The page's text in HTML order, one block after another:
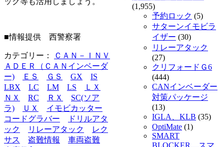
■情報提供 西警察署
カテゴリー：
ＣＡＮ－ＩＮＶ
ＡＤＥＲ（ＣＡＮインベーダ
ー)
ＥＳ ＧＳ GX
IS
LBX
LC LM LS
ＬＸ
ＮＸ
RC ＲＸ
SC(ソア
ラ)
ＵＸ
イモビカッター
コードグラバー
ドリルアタ
ック
リレーアタック
レク
サス
盗難情報
車両盗難
(1,955)
予約ロック (5)
サターンイモビラ
イザー (30)
リレーアタック
(27)
クリフォードＧ6
(444)
CANインベーダー
対策パッケージ
(13)
IGLA、KLB (35)
OptiMate (1)
SMART